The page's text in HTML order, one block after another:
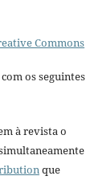
Commons
os seguintes
à revista o
que